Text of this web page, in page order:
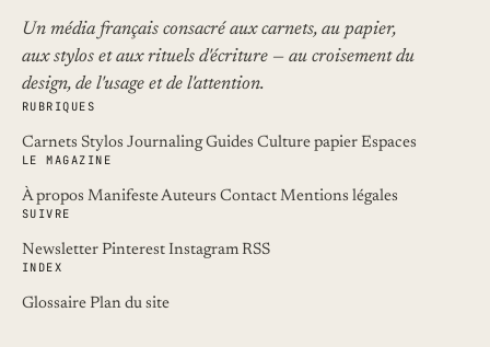
Un média français consacré aux carnets, au papier,
aux stylos et aux rituels d'écriture — au croisement du
design, de l'usage et de l'attention.
RUBRIQUES
Carnets Stylos JournalingGuides Culture papier Espaces
LE MAGAZINE
À propos ManifesteAuteurs Contact Mentions légales
SUIVRE
Newsletter Pinterest InstagramRSS
INDEX
Glossaire Plan du site